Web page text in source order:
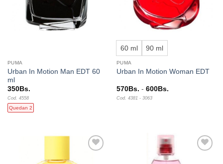
PUMA
Urban In Motion Man EDT 60
ml
350Bs.
Cod. 4558
Quedan 2
60 ml 90 ml
PUMA
Urban In Motion Woman EDT
570Bs. - 600Bs.Rango
Cod. 4381 - 3063